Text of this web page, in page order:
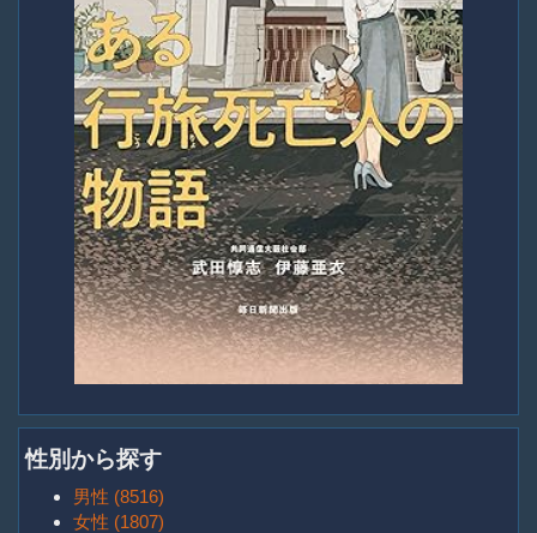
性別から探す
男性 (8516)
女性 (1807)